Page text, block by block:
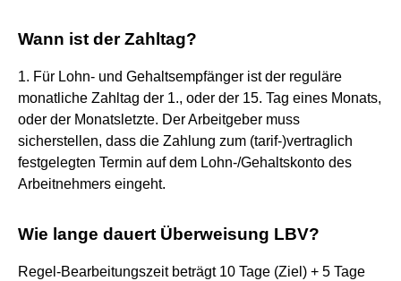
Wann ist der Zahltag?
1. Für Lohn- und Gehaltsempfänger ist der reguläre
monatliche Zahltag der 1., oder der 15. Tag eines Monats,
oder der Monatsletzte. Der Arbeitgeber muss
sicherstellen, dass die Zahlung zum (tarif-)vertraglich
festgelegten Termin auf dem Lohn-/Gehaltskonto des
Arbeitnehmers eingeht.
Wie lange dauert Überweisung LBV?
Regel-Bearbeitungszeit beträgt 10 Tage (Ziel) + 5 Tage